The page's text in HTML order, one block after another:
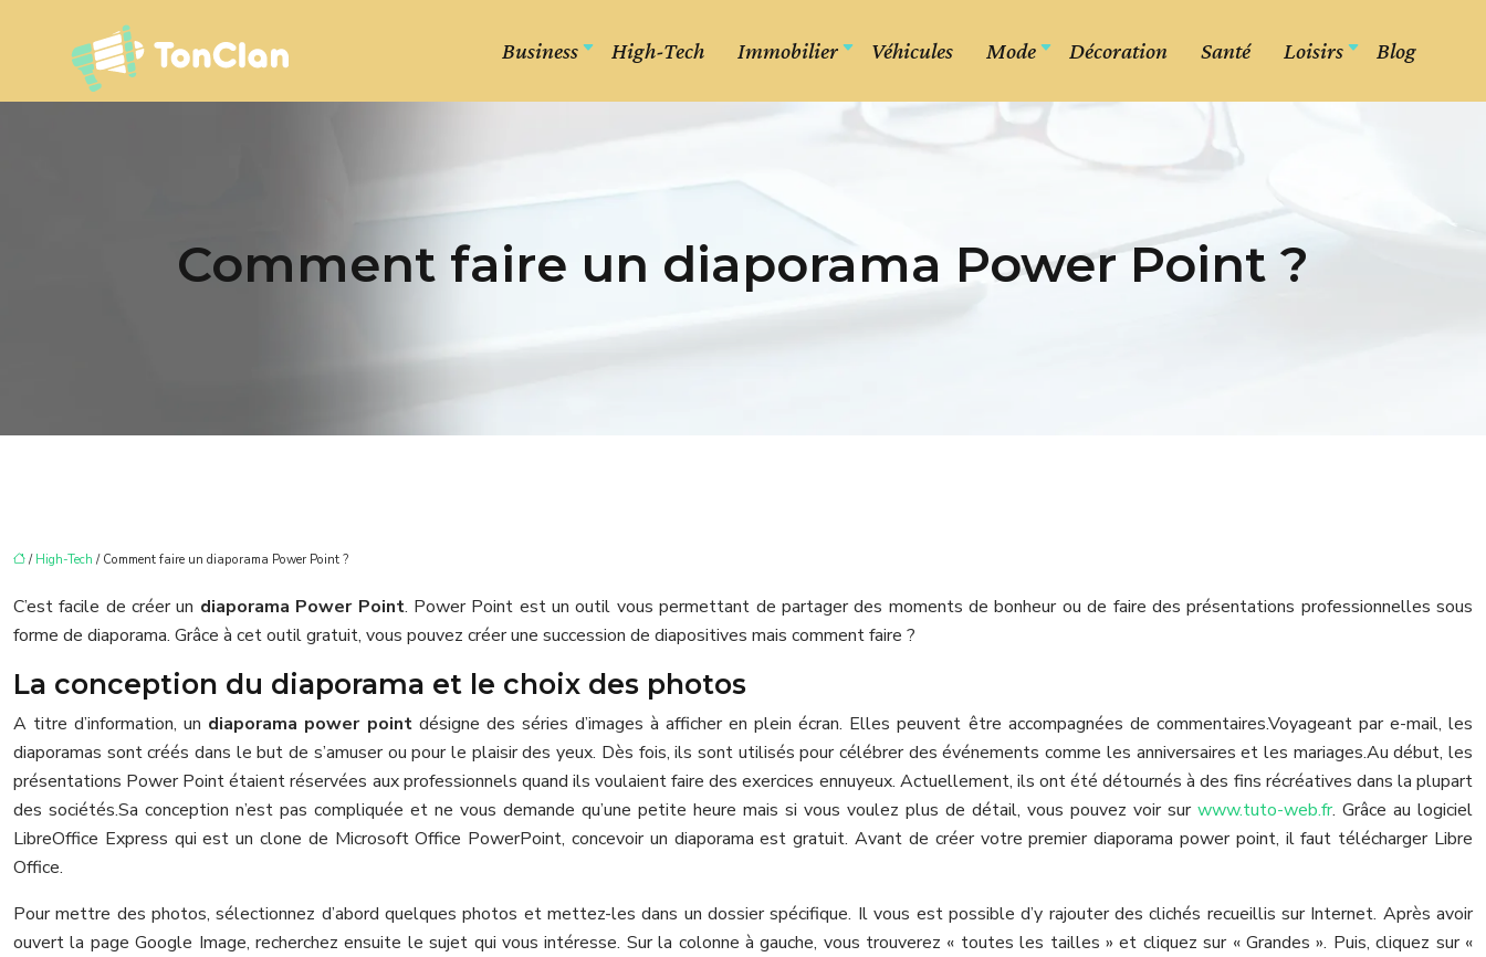
Business High-Tech Immobilier Véhicules Mode Décoration Santé Loisirs Blog
Comment faire un diaporama Power Point ?
/ High-Tech / Comment faire un diaporama Power Point ?
C’est facile de créer un diaporama Power Point. Power Point est un outil vous permettant de partager des moments de bonheur ou de faire des présentations professionnelles sous
forme de diaporama. Grâce à cet outil gratuit, vous pouvez créer une succession de diapositives mais comment faire ?
La conception du diaporama et le choix des photos
A titre d’information, un diaporama power pointdésigne des séries d’images à afficher en plein écran. Elles peuvent être accompagnées de commentaires.Voyageant par e-mail, les
diaporamas sont créés dans le but de s’amuser ou pour le plaisir des yeux. Dès fois, ils sont utilisés pour célébrer des événements comme les anniversaires et les mariages.Au début, les
présentations Power Point étaient réservées aux professionnels quand ils voulaient faire des exercices ennuyeux. Actuellement, ils ont été détournés à des fins récréatives dans la plupart
des sociétés.Sa conception n’est pas compliquée et ne vous demande qu’une petite heure mais si vous voulez plus de détail, vous pouvez voir sur www.tuto-web.fr. Grâce au logiciel
LibreOffice Express qui est un clone de Microsoft Office PowerPoint, concevoir un diaporama est gratuit. Avant de créer votre premier diaporama power point, il faut télécharger Libre
Office.
Pour mettre des photos, sélectionnez d’abord quelques photos et mettez-les dans un dossier spécifique. Il vous est possible d’y rajouter des clichés recueillis sur Internet. Après avoir
ouvert la page Google Image, recherchez ensuite le sujet qui vous intéresse. Sur la colonne à gauche, vous trouverez « toutes les tailles » et cliquez sur « Grandes ». Puis, cliquez sur «